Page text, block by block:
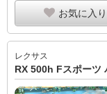
お気に入
レクサス
RX 500h Fスポーツ